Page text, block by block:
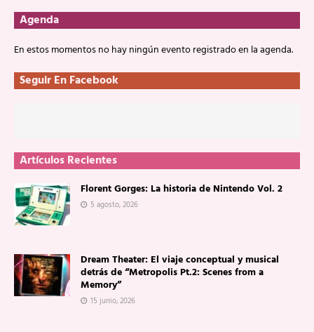
Agenda
En estos momentos no hay ningún evento registrado en la agenda.
Seguir En Facebook
Artículos Recientes
Florent Gorges: La historia de Nintendo Vol. 2
5 agosto, 2026
Dream Theater: El viaje conceptual y musical
detrás de “Metropolis Pt.2: Scenes from a
Memory”
15 junio, 2026